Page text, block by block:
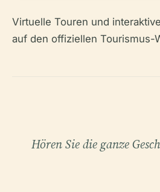
Virtuelle Touren und
auf den offiziellen Tourismus-
Hören Sie die ganze